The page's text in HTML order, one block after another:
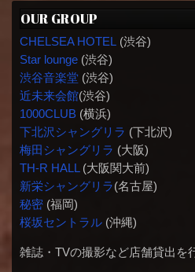
OUR GROUP
CHELSEA HOTEL (渋谷)
Star lounge(渋谷)
渋谷音楽堂(渋谷)
近未来会館(渋谷)
1000CLUB(横浜)
下北沢シャングリラ (下北沢)
梅田シャングリラ (大阪)
TH-R HALL(大阪関大前)
新栄シャングリラ(名古屋)
秘密(福岡)
桜坂セントラル(沖縄)
雑誌・TVの撮影など店舗貸出を